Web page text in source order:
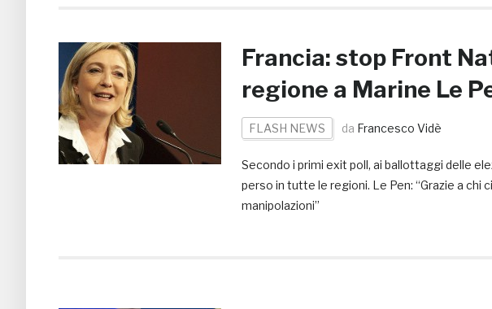
Francia: stop Front
regione a Marine Le
FLASH NEWS da Francesco Vidè
Secondo i primi exit poll, ai ballottaggi delle
perso in tutte le regioni. Le Pen: “Grazie a chi
manipolazioni”